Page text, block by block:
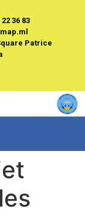
36 83
Patrice